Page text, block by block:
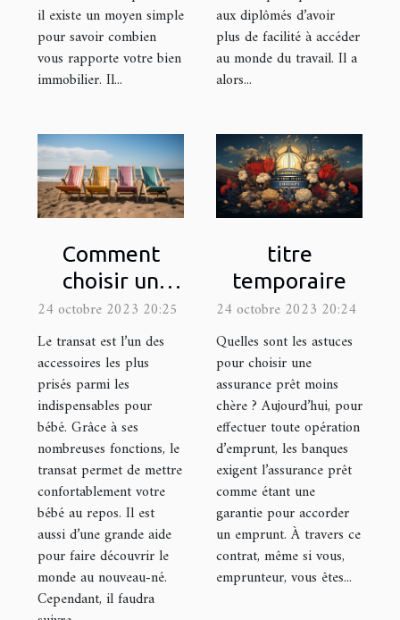
il existe un moyen simple
pour savoir combien
vous rapporte votre bien
immobilier. Il...
aux diplômés d’avoir
plus de facilité à accéder
au monde du travail. Il a
alors...
Comment
choisir un
transat ?
24 octobre 2023 20:25
Le transat est l’un des
accessoires les plus
prisés parmi les
indispensables pour
bébé. Grâce à ses
nombreuses fonctions, le
transat permet de mettre
confortablement votre
bébé au repos. Il est
aussi d’une grande aide
pour faire découvrir le
monde au nouveau-né.
Cependant, il faudra
titre
temporaire
24 octobre 2023 20:24
Quelles sont les astuces
pour choisir une
assurance prêt moins
chère ? Aujourd’hui, pour
effectuer toute opération
d’emprunt, les banques
exigent l’assurance prêt
comme étant une
garantie pour accorder
un emprunt. À travers ce
contrat, même si vous,
emprunteur, vous êtes...